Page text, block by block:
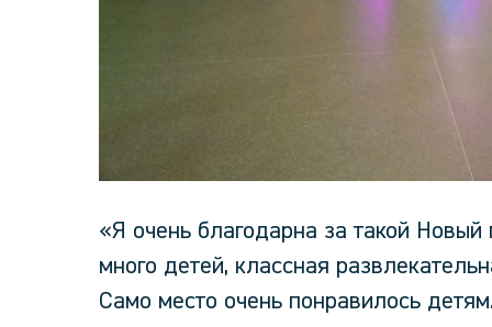
«Я очень благодарна за такой
много детей, классная
Само место очень понравилось